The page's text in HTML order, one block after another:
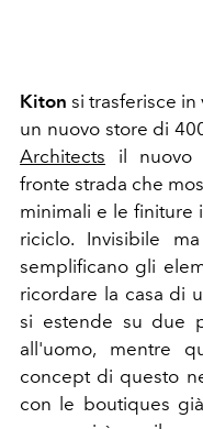
Kiton si trasferisce in
un nuovo store di
Architects il nuovo
fronte strada che
minimali e le finiture
riciclo. Invisibile
semplificano gli
ricordare la casa di
si estende su due
all'uomo, mentre
concept di questo
con le boutiques